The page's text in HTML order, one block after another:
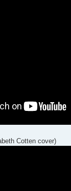
Cotten cover)